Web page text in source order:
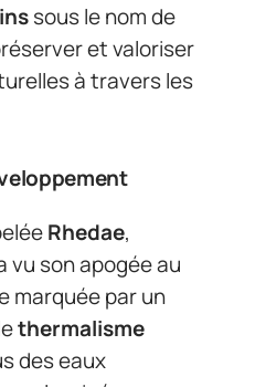
sous le nom de
et valoriser
à travers les
Rhedae,
vu son apogée au
marquée par un
thermalisme
des eaux